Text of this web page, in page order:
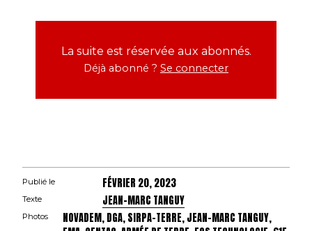
La suite est réservée aux abonnés.
Déjà abonné ? Se connecter
Publié le FÉVRIER 20, 2023
Texte JEAN-MARC TANGUY
Photos
NOVADEM, DGA, SIRPA-TERRE, JEAN-MARC TANGUY,